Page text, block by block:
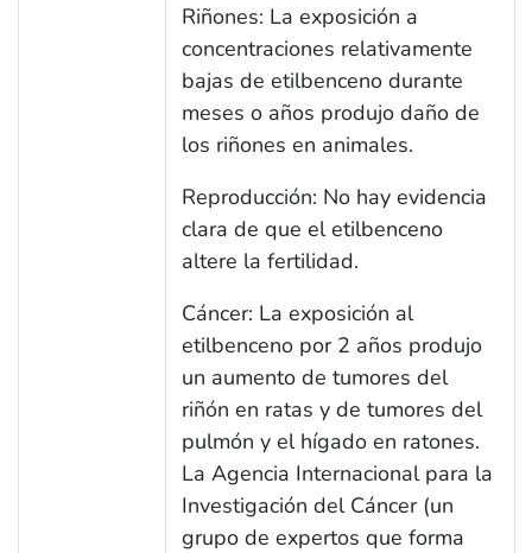
Riñones: La exposición a
concentraciones relativamente
bajas de etilbenceno durante
meses o años produjo daño de
los riñones en animales.
Reproducción: No hay evidencia
clara de que el etilbenceno
altere la fertilidad.
Cáncer: La exposición al
etilbenceno por 2 años produjo
un aumento de tumores del
riñón en ratas y de tumores del
pulmón y el hígado en ratones.
La Agencia Internacional para la
Investigación del Cáncer (un
grupo de expertos que forma